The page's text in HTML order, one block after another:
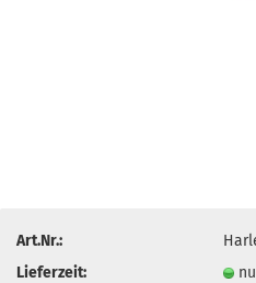
Art.Nr.:
Lieferzeit: